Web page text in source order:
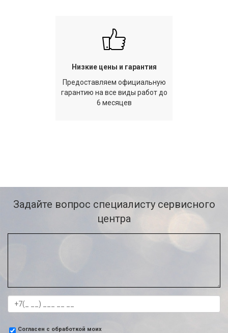
Низкие цены и гарантия
Предоставляем официальную
гарантию на все виды работ до
6 месяцев
Задайте вопрос специалисту сервисного
центра
Согласен с обработкой моих